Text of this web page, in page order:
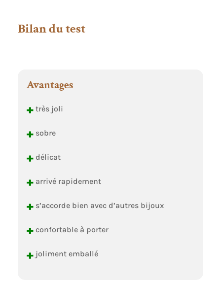
Bilan du test
Avantages
+très joli
+sobre
+délicat
+arrivé rapidement
+s’accorde bien avec d’autres bijoux
+confortable à porter
+joliment emballé